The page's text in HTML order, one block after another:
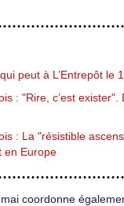
peut à L’Entrepôt le
: "Rire, c’est exister".
: La "résistible
en Europe
coordonne